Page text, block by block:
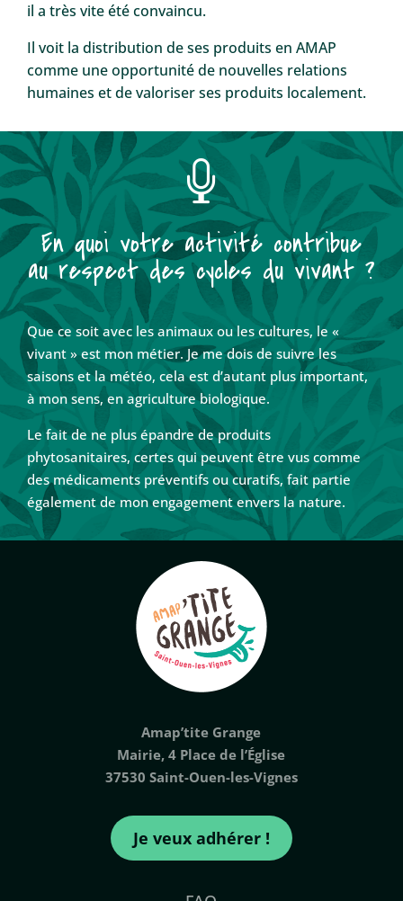
il a très vite été convaincu.
Il voit la distribution de ses produits en AMAP
comme une opportunité de nouvelles relations
humaines et de valoriser ses produits localement.

En quoi votre activité contribue
au respect des cycles du vivant ?
Que ce soit avec les animaux ou les cultures, le «
vivant » est mon métier. Je me dois de suivre les
saisons et la météo, cela est d’autant plus important,
à mon sens, en agriculture biologique.
Le fait de ne plus épandre de produits
phytosanitaires, certes qui peuvent être vus comme
des médicaments préventifs ou curatifs, fait partie
également de mon engagement envers la nature.
Amap’tite Grange
Mairie, 4 Place de l’Église
37530 Saint-Ouen-les-Vignes
Je veux adhérer !